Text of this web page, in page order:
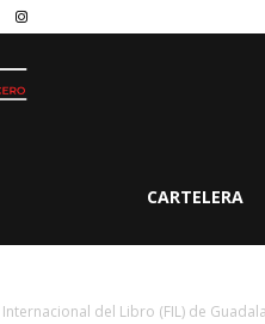
CARTELERA
Internacional del Libro (FIL) de